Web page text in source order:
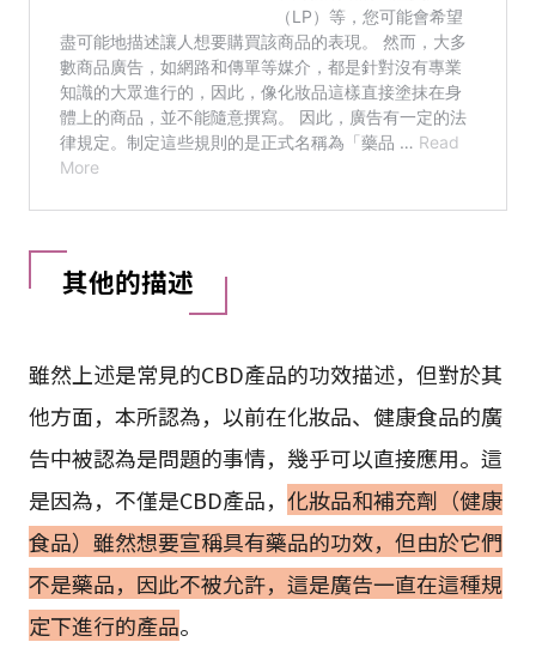
其他的描述
雖然上述是常見的CBD產品的功效描述，但對於其
他方面，本所認為，以前在化妝品、健康食品的廣
告中被認為是問題的事情，幾乎可以直接應用。這
是因為，不僅是CBD產品， 化妝品和補充劑（健康
食品）雖然想要宣稱具有藥品的功效，但由於它們
不是藥品，因此不被允許，這是廣告一直在這種規
定下進行的產品。